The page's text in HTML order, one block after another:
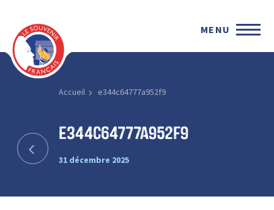
MENU
Accueil e344c64777a952f9
e344c64777a952f9
31 décembre 2025